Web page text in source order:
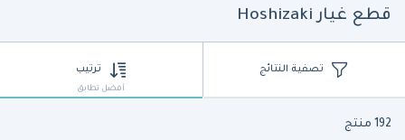
قطع غيار Hoshizaki
تصفية النتائج ترتيب
أفضل تطابق
192 منتج